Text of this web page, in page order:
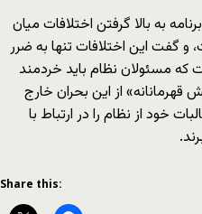
به بالا گرفتن اختلافات میان
و گفت این اختلافات تنها به ضرر
مسئولان نظام باید خردمند
قهرمانانه» از این بحران خارج
خود از نظام را در ارتباط با
Share this: